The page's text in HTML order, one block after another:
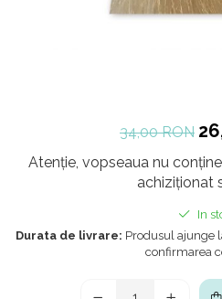
34,00 RON
Atenție, vopseaua nu
achiziționat
In
Durata de livrare: Produsul ajunge
confirmarea